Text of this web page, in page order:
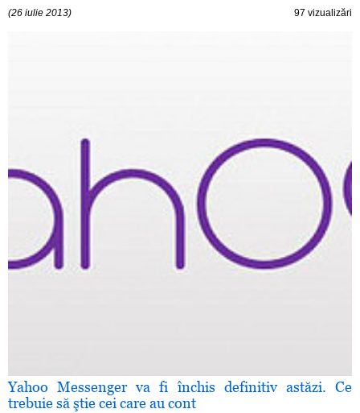
(26 iulie 2013) 97 vizualizări
Yahoo Messenger va fi închis definitiv astăzi. Ce
trebuie să ştie cei care au cont